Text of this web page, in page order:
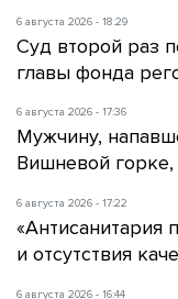
6 августа 2026 - 18:29
Суд второй раз
главы фонда
6 августа 2026 - 17:36
Мужчину,
Вишневой
6 августа 2026 - 17:22
«Антисанитария
и отсутствия
6 августа 2026 - 16:44